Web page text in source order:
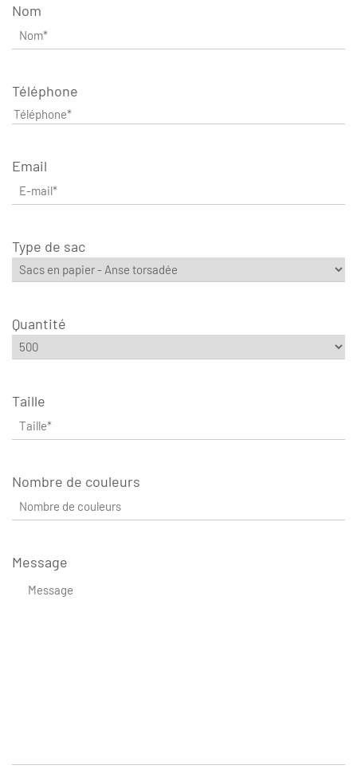
Nom
Téléphone
Email
Type de sac
Quantité
Taille
Nombre de couleurs
Message